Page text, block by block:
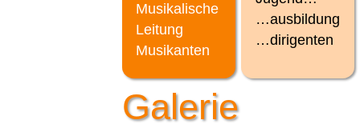
Musikalische
Leitung
Musikanten
…ausbildung
…dirigenten
Galerie